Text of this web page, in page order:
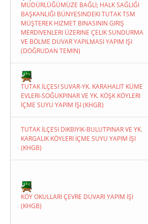
MÜDÜRLÜĞÜMÜZE BAĞLI; HALK SAĞLIĞI
BAŞKANLIĞI BÜNYESINDEKI TUTAK TSM
MÜŞTEREK HIZMET BINASININ GIRIŞ
MERDIVENLERI ÜZERINE ÇELIK SUNDURMA
VE BÖLME DUVAR YAPILMASI YAPIM IŞI
(DOĞRUDAN TEMIN)
TUTAK İLÇESI SUVAR-YK. KARAHALIT KÜME
EVLERI-SOĞUKPINAR VE YK. KÖŞK KÖYLERI
İÇME SUYU YAPIM İŞI (KHGB)
TUTAK İLÇESI DIKBIYIK-BULUTPINAR VE YK.
KARGALIK KÖYLERI İÇME SUYU YAPIM İŞI
(KHGB)
KÖY OKULLARI ÇEVRE DUVARI YAPIM İŞI
(KHGB)